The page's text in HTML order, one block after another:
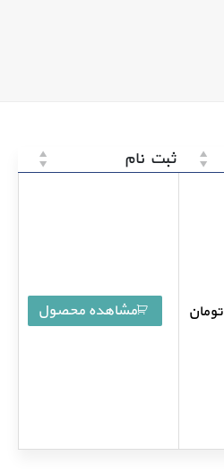
ثبت نام
تومان مشاهده محصول